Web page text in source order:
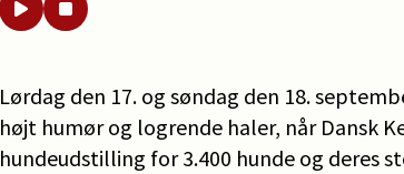
Lørdag den 17. og søndag den 18.
højt humør og logrende haler, når Dansk
hundeudstilling for 3.400 hunde og deres